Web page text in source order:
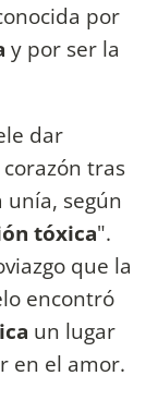
por
y por ser la
dar
tras
según
tóxica".
que la
encontró
un lugar
en el amor.